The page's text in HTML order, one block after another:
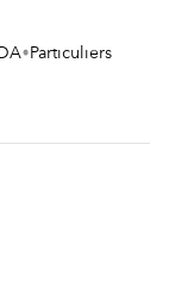
Particuliers